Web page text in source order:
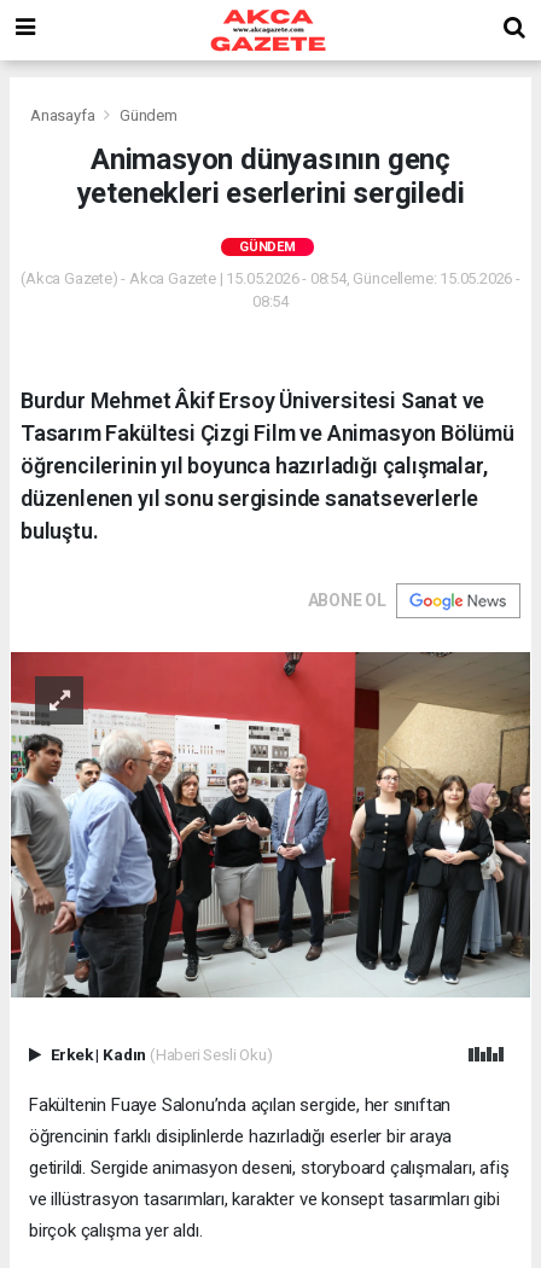
Anasayfa Gündem
Animasyon dünyasının genç
yetenekleri eserlerini sergiledi
GÜNDEM
(Akca Gazete) - Akca Gazete | 15.05.2026 - 08:54, Güncelleme: 15.05.2026 -
08:54
Burdur Mehmet Âkif Ersoy Üniversitesi Sanat ve
Tasarım Fakültesi Çizgi Film ve Animasyon Bölümü
öğrencilerinin yıl boyunca hazırladığı çalışmalar,
düzenlenen yıl sonu sergisinde sanatseverlerle
buluştu.
ABONE OL
Erkek| Kadın (Haberi Sesli Oku)
Fakültenin Fuaye Salonu’nda açılan sergide, her sınıftan
öğrencinin farklı disiplinlerde hazırladığı eserler bir araya
getirildi. Sergide animasyon deseni, storyboard çalışmaları, afiş
ve illüstrasyon tasarımları, karakter ve konsept tasarımları gibi
birçok çalışma yer aldı.